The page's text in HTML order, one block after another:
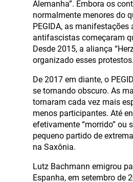
Alemanha”. Embora os
normalmente menores do
PEGIDA, as manifestações
antifascistas começaram
Desde 2015, a aliança
organizado esses protestos.
De 2017 em diante, o
se tornando obscuro. As
tornaram cada vez mais
menos participantes. Até
efetivamente “morrido” ou
pequeno partido de
na Saxônia.
Lutz Bachmann emigrou
Espanha, em setembro de